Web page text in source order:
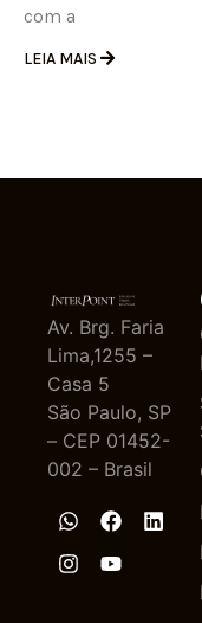
com a
LEIA MAIS
Av. Brg. Faria
Lima,1255 –
Casa 5
São Paulo, SP
– CEP 01452-
002 – Brasil